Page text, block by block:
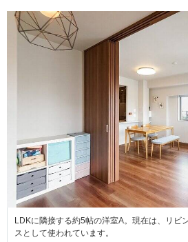
LDKに隣接する約5帖の洋室A。現在は、リビ
スとして使われています。